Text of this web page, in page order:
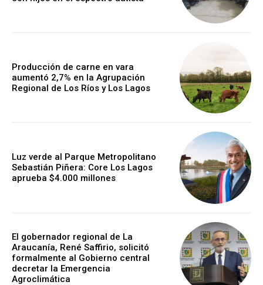
Producción de carne en vara
aumentó 2,7% en la Agrupación
Regional de Los Ríos y Los Lagos
Luz verde al Parque Metropolitano
Sebastián Piñera: Core Los Lagos
aprueba $4.000 millones
El gobernador regional de La
Araucanía, René Saffirio, solicitó
formalmente al Gobierno central
decretar la Emergencia
Agroclimática